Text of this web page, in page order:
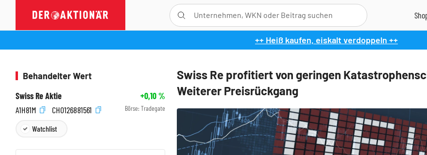
++ Heiß kaufen, eiskalt verdoppeln ++
Swiss Re profitiert von geringen
Weiterer Preisrückgang
Behandelter Wert
Swiss Re Aktie
+0,10%
A1H81M
CH0126881561 Börse: Tradegate
Watchlist